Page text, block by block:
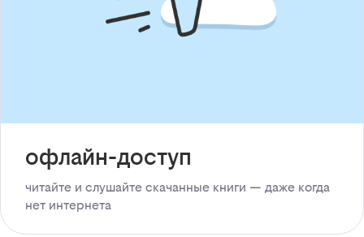
офлайн-доступ
читайте и слушайте скачанные книги — даже когда
нет интернета